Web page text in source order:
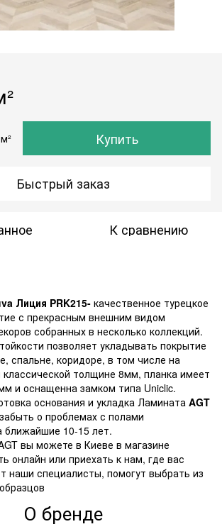
м² Купить
Быстрый заказ
К сравнению
Лиция PRK215-качественное турецкое
с прекрасным внешним видом
собранных в несколько коллекций.
позволяет укладывать покрытие
спальне, коридоре, в том числе на
классической толщине 8мм, планка имеет
и оснащенна замком типа Uniclic.
основания и укладка Ламината AGT
о проблемах с полами
ближайшие 10-15 лет.
вы можете в Киеве в магазине
онлайн или приехать к нам, где вас
наши специалисты, помогут выбрать из
О бренде